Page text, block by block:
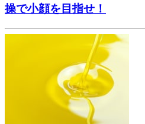
操で小顔を目指せ！